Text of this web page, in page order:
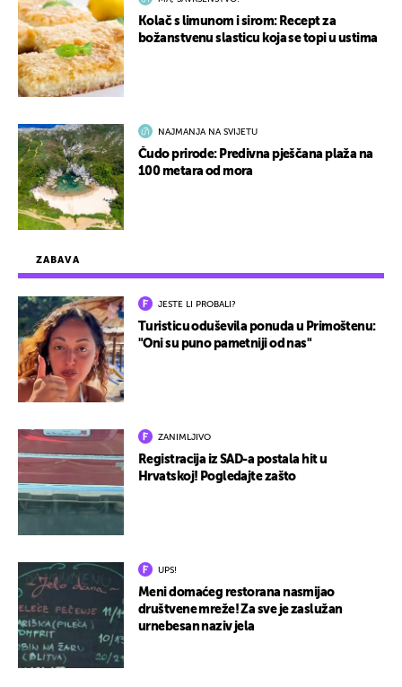
ZABAVA
JESTE LI PROBALI?
Turisticu oduševila ponuda u Primoštenu:
"Oni su puno pametniji od nas"
ZANIMLJIVO
Registracija iz SAD-a postala hit u
Hrvatskoj! Pogledajte zašto
UPS!
Meni domaćeg restorana nasmijao
društvene mreže! Za sve je zaslužan
urnebesan naziv jela
Kolač s limunom i sirom: Recept za
božanstvenu slasticu koja se topi u ustima
NAJMANJA NA SVIJETU
Čudo prirode: Predivna pješčana plaža na
100 metara od mora